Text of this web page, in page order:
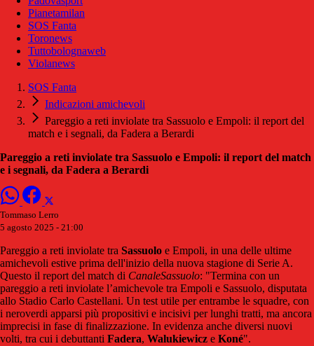
Pianetamilan
SOS Fanta
Toronews
Tuttobolognaweb
Violanews
SOS Fanta
Indicazioni amichevoli
Pareggio a reti inviolate tra Sassuolo e Empoli: il report del
match e i segnali, da Fadera a Berardi
Pareggio a reti inviolate tra Sassuolo e Empoli: il report del match
e i segnali, da Fadera a Berardi
Tommaso Lerro
5 agosto 2025 - 21:00
Pareggio a reti inviolate tra Sassuolo e Empoli, in una delle ultime
amichevoli estive prima dell'inizio della nuova stagione di Serie A.
Questo il report del match di CanaleSassuolo: "Termina con un
pareggio a reti inviolate l’amichevole tra Empoli e Sassuolo, disputata
allo Stadio Carlo Castellani. Un test utile per entrambe le squadre, con
i neroverdi apparsi più propositivi e incisivi per lunghi tratti, ma ancora
imprecisi in fase di finalizzazione. In evidenza anche diversi nuovi
volti, tra cui i debuttanti Fadera, Walukiewicz e Koné".